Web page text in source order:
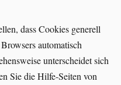
dass Cookies generell
automatisch
unterscheidet sich
Sie die Hilfe-Seiten von